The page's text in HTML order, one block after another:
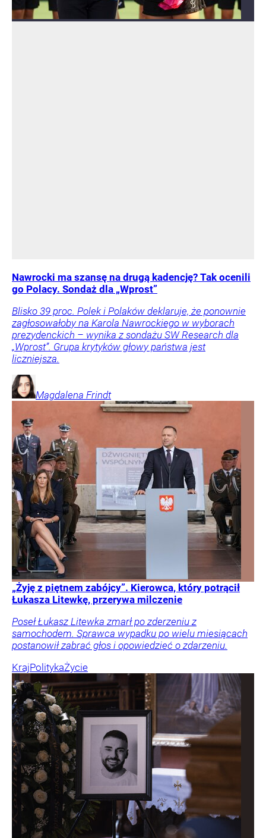
Nawrocki ma szansę na drugą kadencję? Tak ocenili
go Polacy. Sondaż dla „Wprost”
Blisko 39 proc. Polek i Polaków deklaruje, że ponownie
zagłosowałoby na Karola Nawrockiego w wyborach
prezydenckich – wynika z sondażu SW Research dla
„Wprost”. Grupa krytyków głowy państwa jest
liczniejsza.
Magdalena Frindt
„Żyję z piętnem zabójcy”. Kierowca, który potrącił
Łukasza Litewkę, przerywa milczenie
Poseł Łukasz Litewka zmarł po zderzeniu z
samochodem. Sprawca wypadku po wielu miesiącach
postanowił zabrać głos i opowiedzieć o zdarzeniu.
KrajPolitykaŻycie